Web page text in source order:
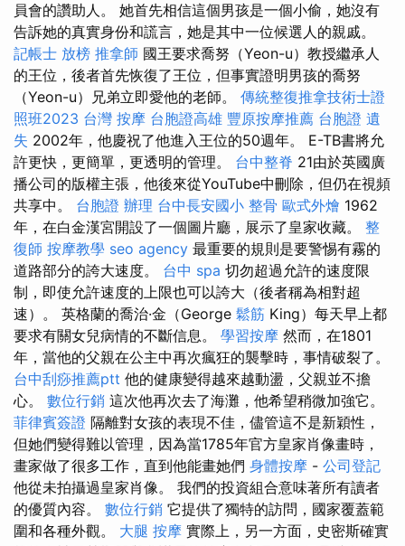
員會的讚助人。 她首先相信這個男孩是一個小偷，她沒有
告訴她的真實身份和謊言，她是其中一位候選人的親戚。
記帳士 放榜 推拿師 國王要求喬努（Yeon-u）教授繼承人
的王位，後者首先恢復了王位，但事實證明男孩的喬努
（Yeon-u）兄弟立即愛他的老師。 傳統整復推拿技術士證
照班2023 台灣 按摩 台胞證高雄 豐原按摩推薦 台胞證 遺
失 2002年，他慶祝了他進入王位的50週年。 E-TB書將允
許更快，更簡單，更透明的管理。 台中整脊 21由於英國廣
播公司的版權主張，他後來從YouTube中刪除，但仍在視頻
共享中。 台胞證 辦理 台中長安國小 整骨 歐式外燴 1962
年，在白金漢宮開設了一個圖片廳，展示了皇家收藏。 整
復師 按摩教學 seo agency 最重要的規則是要警惕有霧的
道路部分的誇大速度。 台中 spa 切勿超過允許的速度限
制，即使允許速度的上限也可以誇大（後者稱為相對超
速）。 英格蘭的喬治·金（George 鬆筋 King）每天早上都
要求有關女兒病情的不斷信息。 學習按摩 然而，在1801
年，當他的父親在公主中再次瘋狂的襲擊時，事情破裂了。
台中刮痧推薦ptt 他的健康變得越來越動盪，父親並不擔
心。 數位行銷 這次他再次去了海灘，他希望稍微加強它。
菲律賓簽證 隔離對女孩的表現不佳，儘管這不是新穎性，
但她們變得難以管理，因為當1785年官方皇家肖像畫時，
畫家做了很多工作，直到他能畫她們 身體按摩 - 公司登記
他從未拍攝過皇家肖像。 我們的投資組合意味著所有讀者
的優質內容。 數位行銷 它提供了獨特的訪問，國家覆蓋範
圍和各種外觀。 大腿 按摩 實際上，另一方面，史密斯確實